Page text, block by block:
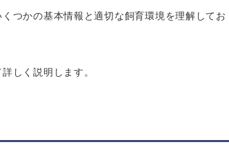
つかの基本情報と適切な飼育環境を理解してお
しく説明します。